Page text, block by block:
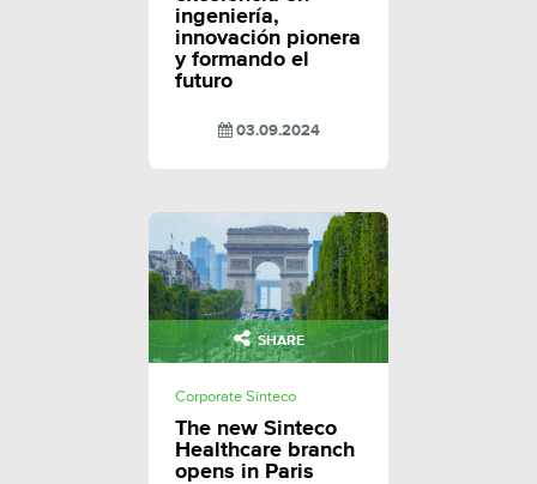
ingeniería,
innovación pionera
y formando el
futuro
03.09.2024
SHARE
Corporate Sinteco
The new Sinteco
Healthcare branch
opens in Paris